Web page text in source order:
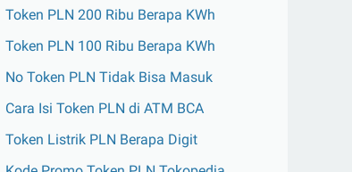
Token PLN 200 Ribu Berapa KWh
Token PLN 100 Ribu Berapa KWh
No Token PLN Tidak Bisa Masuk
Cara Isi Token PLN di ATM BCA
Token Listrik PLN Berapa Digit